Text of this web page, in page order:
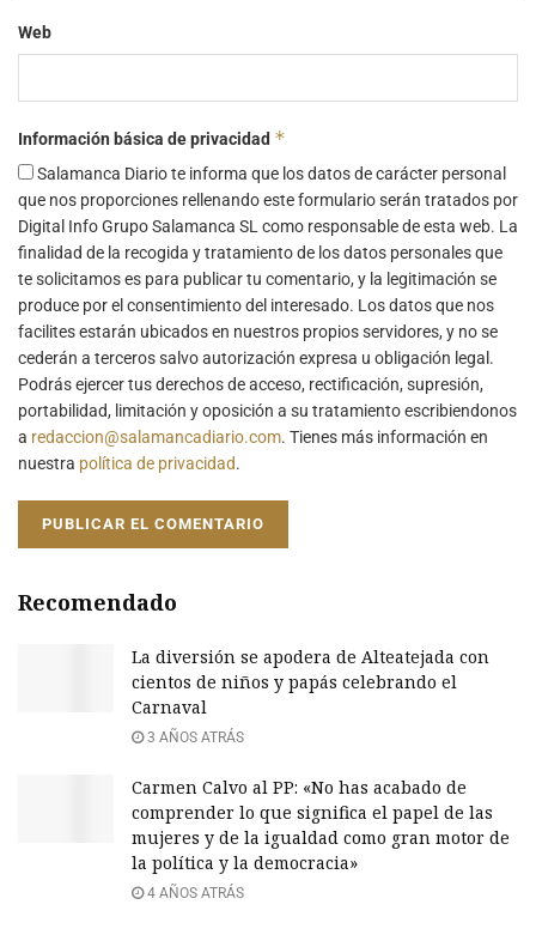
Web
Información básica de privacidad *
Salamanca Diario te informa que los datos de carácter personal
que nos proporciones rellenando este formulario serán tratados por
Digital Info Grupo Salamanca SL como responsable de esta web. La
finalidad de la recogida y tratamiento de los datos personales que
te solicitamos es para publicar tu comentario, y la legitimación se
produce por el consentimiento del interesado. Los datos que nos
facilites estarán ubicados en nuestros propios servidores, y no se
cederán a terceros salvo autorización expresa u obligación legal.
Podrás ejercer tus derechos de acceso, rectificación, supresión,
portabilidad, limitación y oposición a su tratamiento escribiendonos
a redaccion@salamancadiario.com. Tienes más información en
nuestra política de privacidad.
Recomendado
La diversión se apodera de Alteatejada con
cientos de niños y papás celebrando el
Carnaval
3 AÑOS ATRÁS
Carmen Calvo al PP: «No has acabado de
comprender lo que significa el papel de las
mujeres y de la igualdad como gran motor de
la política y la democracia»
4 AÑOS ATRÁS